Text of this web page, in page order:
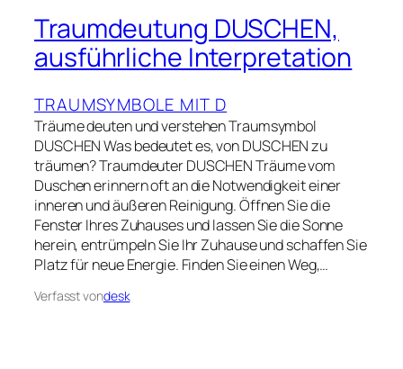
Traumdeutung DUSCHEN,
ausführliche Interpretation
TRAUMSYMBOLE MIT D
Träume deuten und verstehen Traumsymbol
DUSCHEN Was bedeutet es, von DUSCHEN zu
träumen? Traumdeuter DUSCHEN Träume vom
Duschen erinnern oft an die Notwendigkeit einer
inneren und äußeren Reinigung. Öffnen Sie die
Fenster Ihres Zuhauses und lassen Sie die Sonne
herein, entrümpeln Sie Ihr Zuhause und schaffen Sie
Platz für neue Energie. Finden Sie einen Weg,…
Verfasst vondesk